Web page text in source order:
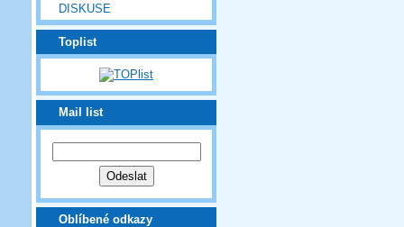
DISKUSE
Toplist
Mail list
Oblíbené odkazy